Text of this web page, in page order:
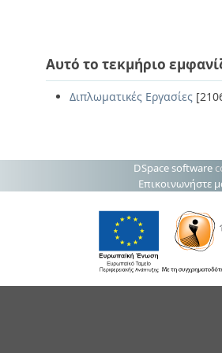
Αυτό το τεκμήριο
Διπλωματικές Εργασίες
DSpace software
Επικοινωνήστε